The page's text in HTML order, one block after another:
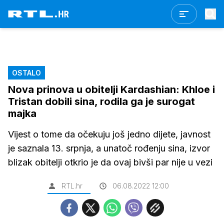
OSTALO
Nova prinova u obitelji Kardashian: Khloe i
Tristan dobili sina, rodila ga je surogat
majka
Vijest o tome da očekuju još jedno dijete, javnost
je saznala 13. srpnja, a unatoč rođenju sina, izvor
blizak obitelji otkrio je da ovaj bivši par nije u vezi
RTL.hr 06.08.2022 12:00